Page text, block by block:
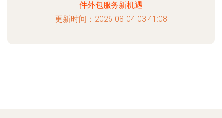
件外包服务新机遇
更新时间：2026-08-04 03:41:08